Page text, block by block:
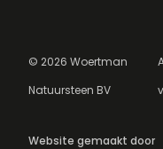
© 2026 Woertman
Natuursteen BV
Website gemaakt door